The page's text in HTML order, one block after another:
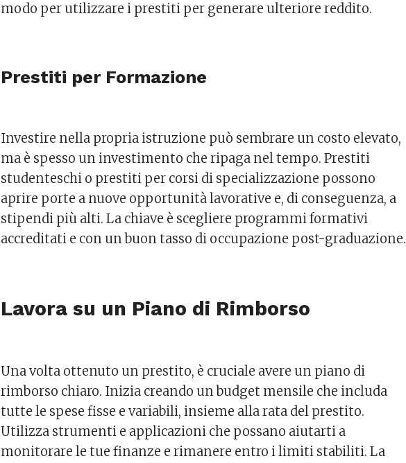
modo per utilizzare i prestiti per generare ulteriore reddito.
Prestiti per Formazione
Investire nella propria istruzione può sembrare un costo elevato,
ma è spesso un investimento che ripaga nel tempo. Prestiti
studenteschi o prestiti per corsi di specializzazione possono
aprire porte a nuove opportunità lavorative e, di conseguenza, a
stipendi più alti. La chiave è scegliere programmi formativi
accreditati e con un buon tasso di occupazione post-graduazione.
Lavora su un Piano di Rimborso
Una volta ottenuto un prestito, è cruciale avere un piano di
rimborso chiaro. Inizia creando un budget mensile che includa
tutte le spese fisse e variabili, insieme alla rata del prestito.
Utilizza strumenti e applicazioni che possano aiutarti a
monitorare le tue finanze e rimanere entro i limiti stabiliti. La